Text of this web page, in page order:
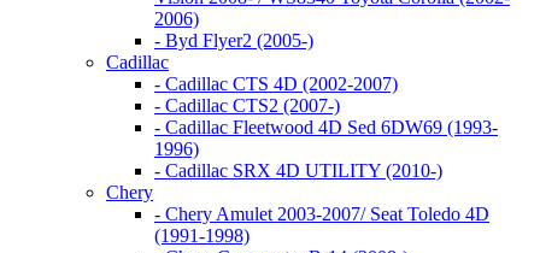
2006)
- Byd Flyer2 (2005-)
Cadillac
- Cadillac CTS 4D (2002-2007)
- Cadillac CTS2 (2007-)
- Cadillac Fleetwood 4D Sed 6DW69 (1993-
1996)
- Cadillac SRX 4D UTILITY (2010-)
Chery
- Chery Amulet 2003-2007/ Seat Toledo 4D
(1991-1998)